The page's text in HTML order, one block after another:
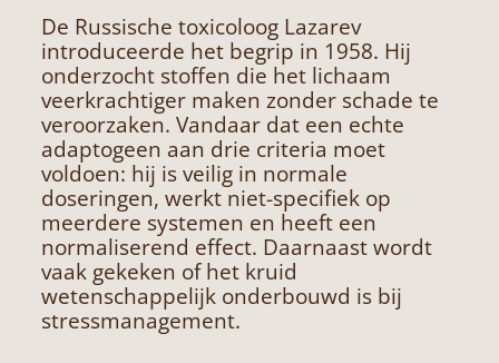
De Russische toxicoloog Lazarev
introduceerde het begrip in 1958. Hij
onderzocht stoffen die het lichaam
veerkrachtiger maken zonder schade te
veroorzaken. Vandaar dat een echte
adaptogeen aan drie criteria moet
voldoen: hij is veilig in normale
doseringen, werkt niet-specifiek op
meerdere systemen en heeft een
normaliserend effect. Daarnaast wordt
vaak gekeken of het kruid
wetenschappelijk onderbouwd is bij
stressmanagement.